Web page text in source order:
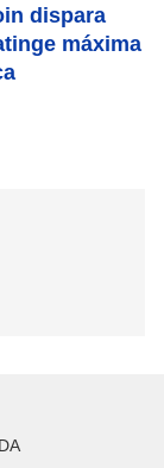
dispara
máxima